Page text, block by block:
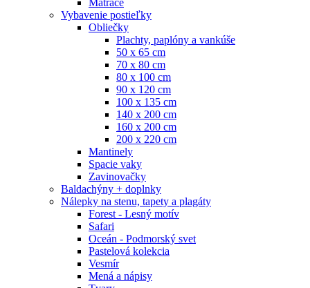
Matrace
Vybavenie postieľky
Obliečky
Plachty, paplóny a vankúše
50 x 65 cm
70 x 80 cm
80 x 100 cm
90 x 120 cm
100 x 135 cm
140 x 200 cm
160 x 200 cm
200 x 220 cm
Mantinely
Spacie vaky
Zavinovačky
Baldachýny + doplnky
Nálepky na stenu, tapety a plagáty
Forest - Lesný motív
Safari
Oceán - Podmorský svet
Pastelová kolekcia
Vesmír
Mená a nápisy